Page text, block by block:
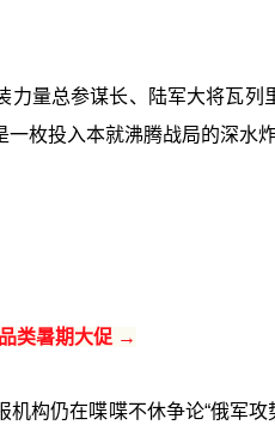
力量总参谋长、陆军大将瓦列
一枚投入本就沸腾战局的深水
类暑期大促 →
机构仍在喋喋不休争论“俄军